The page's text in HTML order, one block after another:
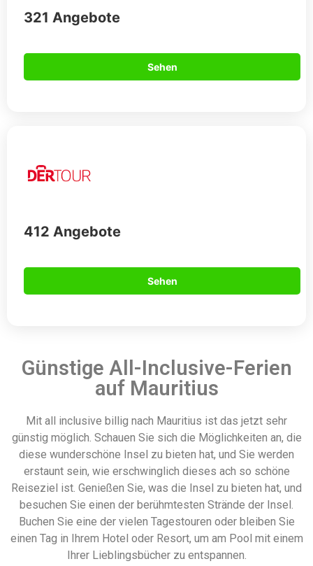
321 Angebote
Sehen
412 Angebote
Sehen
Günstige All-Inclusive-Ferien
auf Mauritius
Mit all inclusive billig nach Mauritius ist das jetzt sehr
günstig möglich. Schauen Sie sich die Möglichkeiten an, die
diese wunderschöne Insel zu bieten hat, und Sie werden
erstaunt sein, wie erschwinglich dieses ach so schöne
Reiseziel ist. Genießen Sie, was die Insel zu bieten hat, und
besuchen Sie einen der berühmtesten Strände der Insel.
Buchen Sie eine der vielen Tagestouren oder bleiben Sie
einen Tag in Ihrem Hotel oder Resort, um am Pool mit einem
Ihrer Lieblingsbücher zu entspannen.